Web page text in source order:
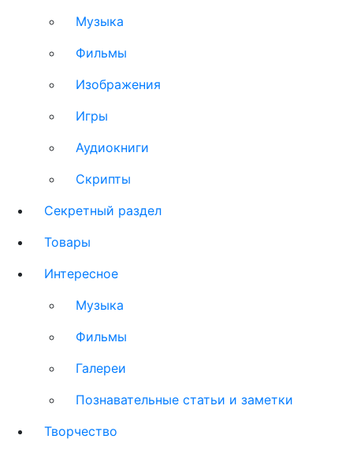
Музыка
Фильмы
Изображения
Игры
Аудиокниги
Скрипты
Секретный раздел
Товары
Интересное
Музыка
Фильмы
Галереи
Познавательные статьи и заметки
Творчество